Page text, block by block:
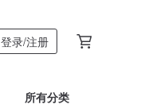
登录/注册
所有分类